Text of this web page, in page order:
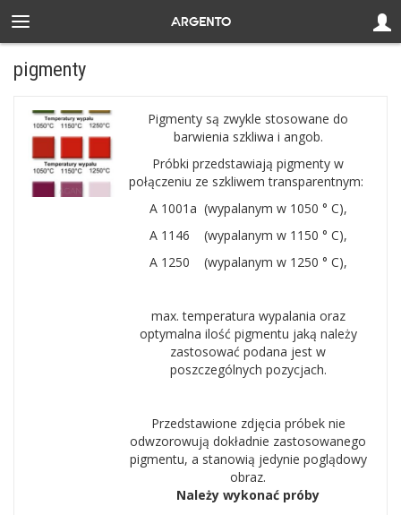
pigmenty
Pigmenty są zwykle stosowane do
barwienia szkliwa i angob.
Próbki przedstawiają pigmenty w
połączeniu ze szkliwem transparentnym:
A 1001a (wypalanym w 1050 ° C),
A 1146 (wypalanym w 1150 ° C),
A 1250 (wypalanym w 1250 ° C),
max. temperatura wypalania oraz
optymalna ilość pigmentu jaką należy
zastosować podana jest w
poszczególnych pozycjach.
Przedstawione zdjęcia próbek nie
odwzorowują dokładnie zastosowanego
pigmentu, a stanowią jedynie poglądowy
obraz.
Należy wykonać próby